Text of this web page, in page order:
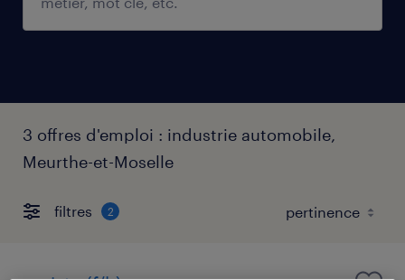
3 offres d'emploi : industrie automobile,
Meurthe-et-Moselle
filtres 2